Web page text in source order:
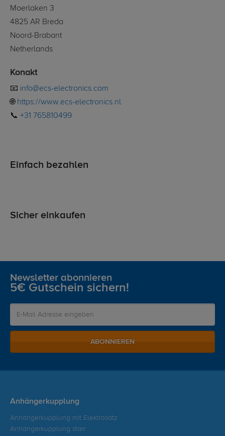
Moerlaken 3
4825 AR Breda
Noord-Brabant
Netherlands
Konakt
📧 info@ecs-electronics.com
🌐 https://www.ecs-electronics.nl
📞 +31 765810499
Einfach bezahlen
Sicher einkaufen
Newsletter abonnieren
5€ Gutschein sichern!
ABONNIEREN
Anhängerkupplung
Anhängerkupplung mit Elektrosatz
Anhängerkupplung starr